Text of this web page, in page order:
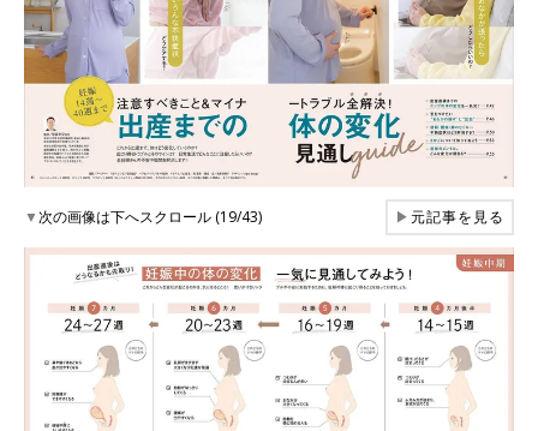
▼次の画像は下へスクロール (19/43) ▶元記事を見る